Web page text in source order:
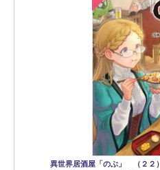
異世界居酒屋「のぶ」 （２２）